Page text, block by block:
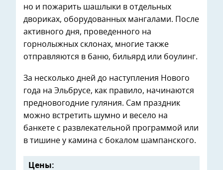
но и пожарить шашлыки в отдельных
двориках, оборудованных мангалами. После
активного дня, проведенного на
горнолыжных склонах, многие также
отправляются в баню, бильярд или боулинг.
За несколько дней до наступления Нового
года на Эльбрусе, как правило, начинаются
предновогодние гуляния. Сам праздник
можно встретить шумно и весело на
банкете с развлекательной программой или
в тишине у камина с бокалом шампанского.
Цены: